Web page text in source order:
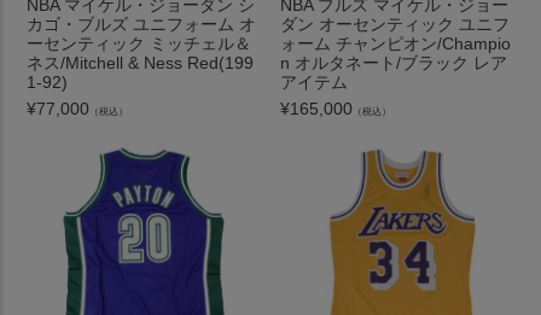
NBA マイケル・ジョーダン シ
カゴ・ブルズ ユニフォーム オ
ーセンティック ミッチェル＆
ネス/Mitchell & Ness Red(199
1-92)
¥77,000 （税込）
NBA ブルズ マイケル・ジョー
ダン オーセンティック ユニフ
ォーム チャンピオン/Champio
n オルタネート/ブラック レア
アイテム
¥165,000 （税込）